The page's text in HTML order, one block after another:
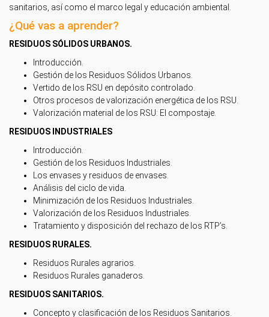
sanitarios, así como el marco legal y educación ambiental.
¿Qué vas a aprender?
RESIDUOS SÓLIDOS URBANOS.
Introducción.
Gestión de los Residuos Sólidos Urbanos.
Vertido de los RSU en depósito controlado.
Otros procesos de valorización energética de los RSU.
Valorización material de los RSU: El compostaje.
RESIDUOS INDUSTRIALES
Introducción.
Gestión de los Residuos Industriales.
Los envases y residuos de envases.
Análisis del ciclo de vida.
Minimización de los Residuos Industriales.
Valorización de los Residuos Industriales.
Tratamiento y disposición del rechazo de los RTP’s.
RESIDUOS RURALES.
Residuos Rurales agrarios.
Residuos Rurales ganaderos.
RESIDUOS SANITARIOS.
Concepto y clasificación de los Residuos Sanitarios.